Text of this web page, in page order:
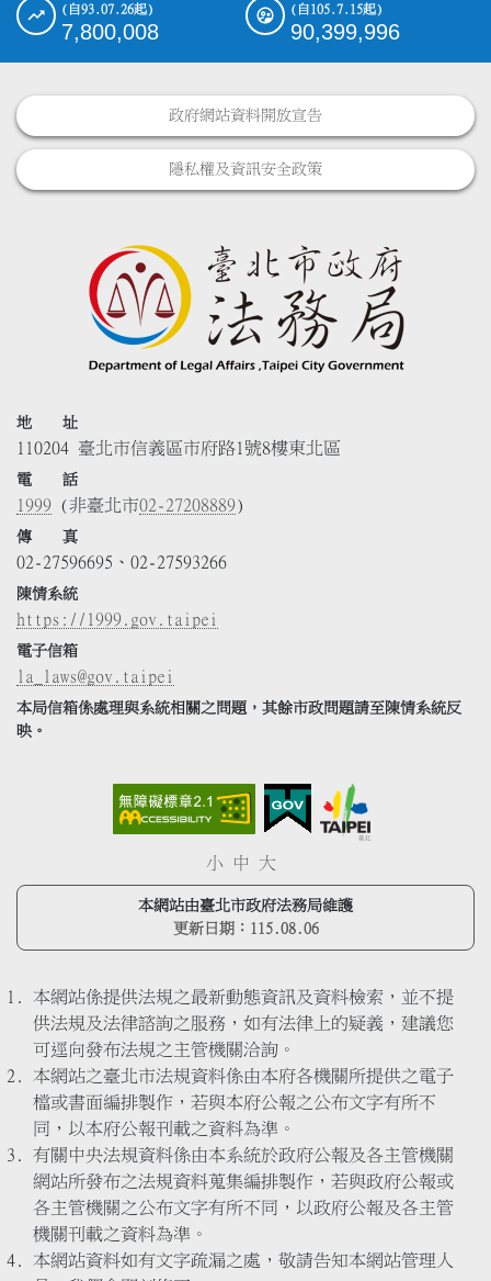
(自93.07.26起)
7,800,008
(自105.7.15起)
90,399,996
政府網站資料開放宣告
隱私權及資訊安全政策
地 址
110204 臺北市信義區市府路1號8樓東北區
電 話
1999 (非臺北市02-27208889)
傳 真
02-27596695、02-27593266
陳情系統
https://1999.gov.taipei
電子信箱
la_laws@gov.taipei
本局信箱係處理與系統相關之問題，其餘市政問題請至陳情系統反
映。
小 中 大
本網站由臺北市政府法務局維護
更新日期： 115.08.06
本網站係提供法規之最新動態資訊及資料檢索，並不提
供法規及法律諮詢之服務，如有法律上的疑義，建議您
可逕向發布法規之主管機關洽詢。
本網站之臺北市法規資料係由本府各機關所提供之電子
檔或書面編排製作，若與本府公報之公布文字有所不
同，以本府公報刊載之資料為準。
有關中央法規資料係由本系統於政府公報及各主管機關
網站所發布之法規資料蒐集編排製作，若與政府公報或
各主管機關之公布文字有所不同，以政府公報及各主管
機關刊載之資料為準。
本網站資料如有文字疏漏之處，敬請告知本網站管理人